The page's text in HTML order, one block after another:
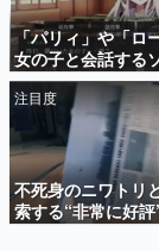
アプリセール情
インタビュー
連載
ど
事
「パリィ」や「ロ
女の子と会話する
恋愛ゲーム『小早
ルライク』無料公
敗すると「YOU
注目度
不死身のニワトリ
索する“非常に好
ルゲーム『